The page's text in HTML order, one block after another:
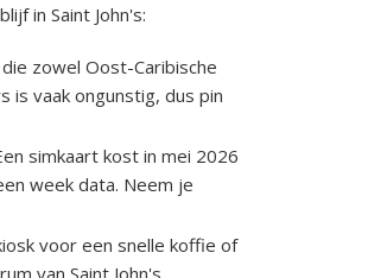
in Saint John's:
zowel Oost-Caribische
is vaak ongunstig, dus pin
simkaart kost in mei 2026
week data. Neem je
voor een snelle koffie of
van Saint John's.